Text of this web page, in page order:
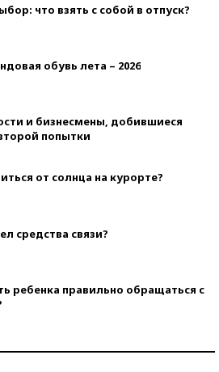
что взять с собой в отпуск?
обувь лета – 2026
и бизнесмены, добившиеся
попытки
от солнца на курорте?
средства связи?
ребенка правильно обращаться с